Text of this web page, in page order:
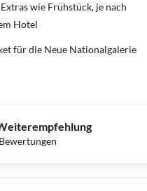
wie Frühstück, je nach
Hotel
für die Neue Nationalgalerie
Bewertungen